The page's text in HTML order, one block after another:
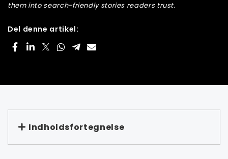
them into search-friendly stories readers trust.
Del denne artikel:
Indholdsfortegnelse